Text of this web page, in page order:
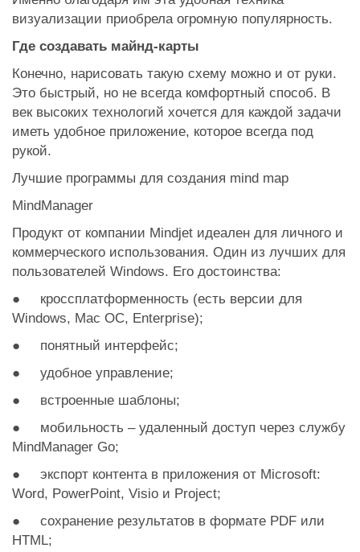
визуализации приобрела огромную популярность.
Где создавать майнд-карты
Конечно, нарисовать такую схему можно и от руки.
Это быстрый, но не всегда комфортный способ. В
век высоких технологий хочется для каждой задачи
иметь удобное приложение, которое всегда под
рукой.
Лучшие программы для создания mind map
MindManager
Продукт от компании Mindjet идеален для личного и
коммерческого использования. Один из лучших для
пользователей Windows. Его достоинства:
● кроссплатформенность (есть версии для
Windows, Mac ОС, Enterprise);
● понятный интерфейс;
● удобное управление;
● встроенные шаблоны;
● мобильность – удаленный доступ через службу
MindManager Go;
● экспорт контента в приложения от Microsoft:
Word, PowerPoint, Visio и Project;
● сохранение результатов в формате PDF или
HTML;